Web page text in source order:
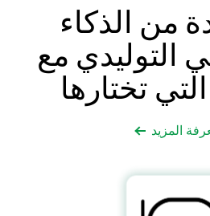
من الذكاء
التوليدي مع
تختارها
المزيد